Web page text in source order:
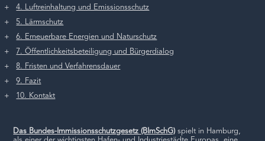
4. Luftreinhaltung und Emissionsschutz
5. Lärmschutz
6. Erneuerbare Energien und Naturschutz
7. Öffentlichkeitsbeteiligung und Bürgerdialog
8. Fristen und Verfahrensdauer
9. Fazit
10. Kontakt
Das Bundes-Immissionsschutzgesetz (BImSchG)spielt in Hamburg,